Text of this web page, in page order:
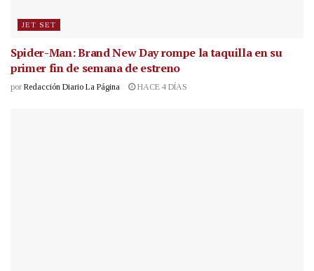
JET SET
Spider-Man: Brand New Day rompe la taquilla en su
primer fin de semana de estreno
por Redacción Diario La Página HACE 4 DÍAS